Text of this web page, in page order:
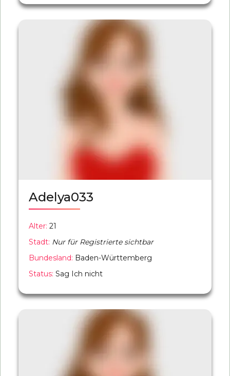
Adelya033
Alter: 21
Stadt: Nur für Registrierte sichtbar
Bundesland: Baden-Württemberg
Status: Sag Ich nicht